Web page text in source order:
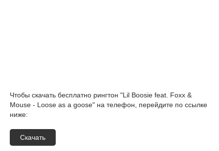
Чтобы скачать бесплатно рингтон "Lil Boosie feat. Foxx &
Mouse - Loose as a goose" на телефон, перейдите по ссылке
ниже:
Скачать